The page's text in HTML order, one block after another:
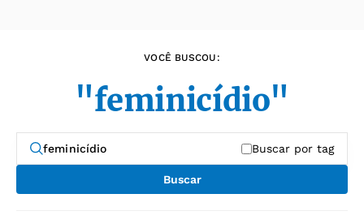
VOCÊ BUSCOU:
"feminicídio"
Buscar por tag
Buscar